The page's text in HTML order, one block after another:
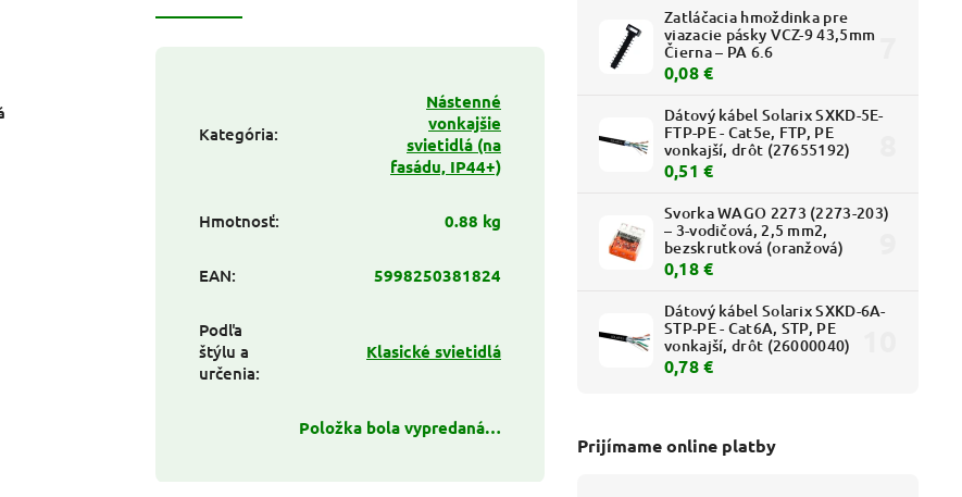
Zatláčacia hmoždinka pre
viazacie pásky VCZ-9 43,5mm
Čierna – PA 6.6
0,08 €
Dátový kábel Solarix SXKD-5E-
FTP-PE - Cat5e, FTP, PE
vonkajší, drôt (27655192)
0,51 €
Svorka WAGO 2273 (2273-203)
– 3-vodičová, 2,5 mm2,
bezskrutková (oranžová)
0,18 €
Dátový kábel Solarix SXKD-6A-
STP-PE - Cat6A, STP, PE
vonkajší, drôt (26000040)
0,78 €
Prijímame online platby
Kategória:
Nástenné
vonkajšie
svietidlá (na
fasádu, IP44+)
Hmotnosť: 0.88 kg
EAN: 5998250381824
Podľa
štýlu a
určenia:
Klasické svietidlá
Položka bola vypredaná…